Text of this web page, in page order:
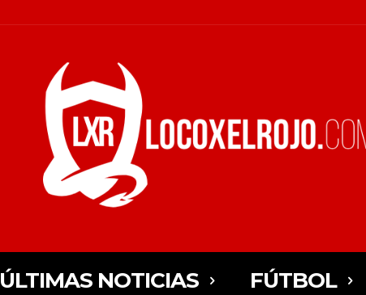
ÚLTIMAS NOTICIAS FÚTBOL